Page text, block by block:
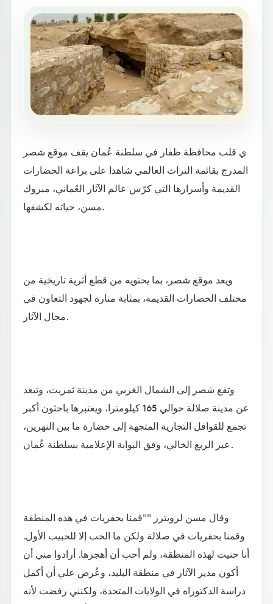
ي قلب محافظة ظفار في سلطنة عُمان يقف موقع شصر
المدرج بقائمة التراث العالمي شاهدا على براعة الحضارات
القديمة وأسرارها التي كرّس عالم الآثار العُماني، مبروك
مسن، حياته لكشفها.
ويعد موقع شصر، بما يحتويه من قطع أثرية تاريخية من
مختلف الحضارات القديمة، بمثابة منارة لجهود التعاون في
مجال الآثار.
وتقع شصر إلى الشمال الغربي من مدينة ثمريت، وتبعد
عن مدينة صلالة حوالي 165 كيلومترا، ويعتبرها باحثون أكبر
تجمع للقوافل التجارية المتجهة إلى حضارة ما بين النهرين،
عبر الربع الخالي، وفق البوابة الإعلامية بسلطنة عُمان.
وقال مسن لرويترز ""قمنا بحفريات في هذه المنطقة
وقمنا بحفريات في صلالة ولكن ما الحب إلا للحبيب الأول.
أنا حنيت لهذه المنطقة، ولم أحب أن أهجرها. أرادوا مني أن
أكون مدير الآثار في منطقة البليد، وعُرض علي أن أكمل
دراسة الدكتوراه في الولايات المتحدة، ولكنني رفضت لأنه